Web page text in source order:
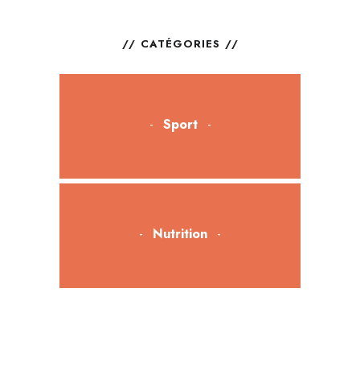
CATÉGORIES
Sport
Nutrition